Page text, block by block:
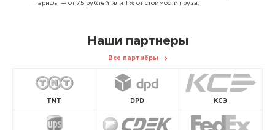
Тарифы — от 75 рублей или 1 % от стоимости груза.
Наши партнеры
Все партнёры
TNT DPD КСЭ